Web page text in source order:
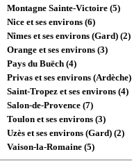
Montagne Sainte-Victoire (5)
Nice et ses environs (6)
Nîmes et ses environs (Gard) (2)
Orange et ses environs (3)
Pays du Buëch (4)
Privas et ses environs
Saint-Tropez et ses environs (4)
Salon-de-Provence (7)
Toulon et ses environs (3)
Uzès et ses environs (Gard) (2)
Vaison-la-Romaine (5)